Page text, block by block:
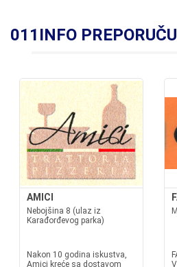
011INFO
AMICI
Nebojšina 8 (ulaz iz
Karađorđevog parka)
Nakon 10 godina iskustva,
Amici kreće sa dostavom